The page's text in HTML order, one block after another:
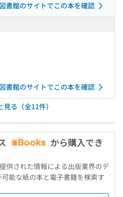
書館のサイトでこの本を確認
書館のサイトでこの本を確認
見る（全11件）
から購入でき
供された情報による出版業界のデ
能な紙の本と電子書籍を検索す